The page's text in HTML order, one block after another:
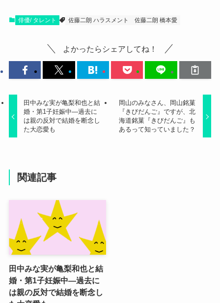
俳優/ タレント 佐藤二朗 ハラスメント 佐藤二朗 橋本愛
よかったらシェアしてね！
田中みな実が亀梨和也と結
婚・第1子妊娠中―過去に
は親の反対で結婚を断念し
た大恋愛も
岡山のみなさん、岡山銘菓
『きびだんご』ですが、北
海道銘菓『きびだんご』も
あるって知っていました？
関連記事
田中みな実が亀梨和也と結
婚・第1子妊娠中―過去に
は親の反対で結婚を断念し